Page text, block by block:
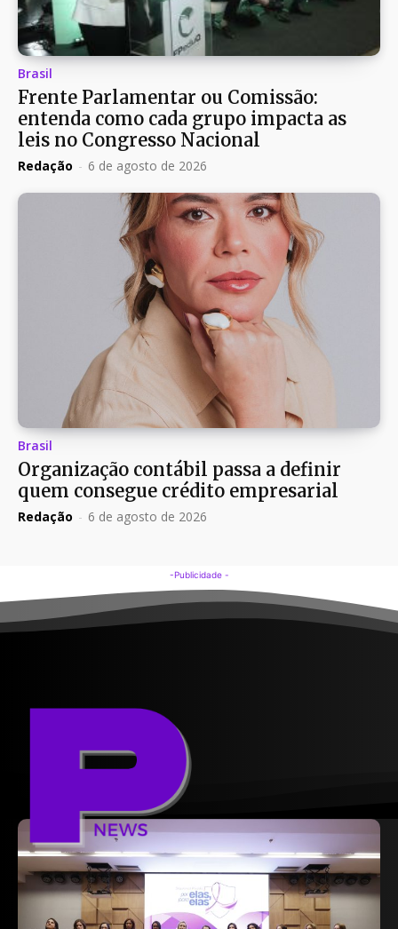
Brasil
Frente Parlamentar ou Comissão:
entenda como cada grupo impacta as
leis no Congresso Nacional
Redação - 6 de agosto de 2026
Brasil
Organização contábil passa a definir
quem consegue crédito empresarial
Redação - 6 de agosto de 2026
-Publicidade -